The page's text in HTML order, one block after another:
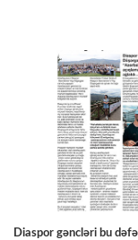
Diaspor gəncləri bu